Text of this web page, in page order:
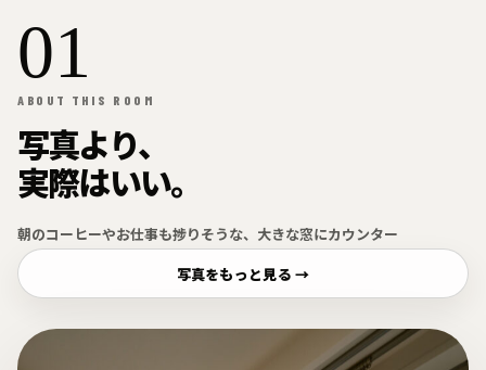
01
ABOUT THIS ROOM
写真より、
実際はいい。
朝のコーヒーやお仕事も捗りそうな、大きな窓にカウンター
写真をもっと見る →